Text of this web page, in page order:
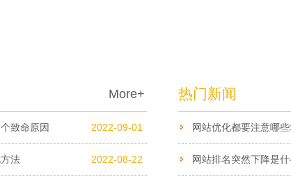
More+
致命原因 2022-09-01
法 2022-08-22
热门新闻
网站优化都要注意哪
网站排名突然下降是什